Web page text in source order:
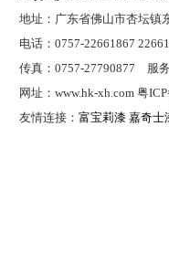
地址：广东省佛山市杏坛镇
电话：0757-22661867
传真：0757-27790877 服
网址：www.hk-xh.com 粤
友情连接： 富宝莉漆 嘉奇士